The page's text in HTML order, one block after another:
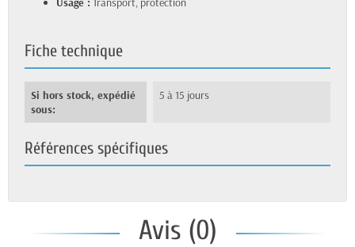
Fiche technique
Si hors stock, expédié
sous:
5 à 15 jours
Références spécifiques
Avis (0)